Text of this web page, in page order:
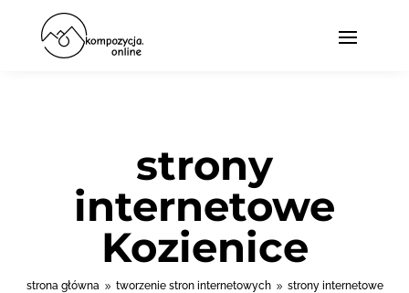
strony
internetowe
Kozienice
strona główna 9 tworzenie stron internetowych 9 strony internetowe